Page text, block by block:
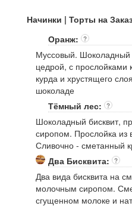
Начинки | Торты на
Оранж:
?
Муссовый. Шоколадный
цедрой, с прослойками
курда и хрустящего
шоколаде
Тёмный лес:
?
Шоколадный бисквит,
сиропом. Прослойка из
Сливочно - сметанный
Два Бисквита:
?
Два вида бисквита на
молочным сиропом.
сгущенном молоке и